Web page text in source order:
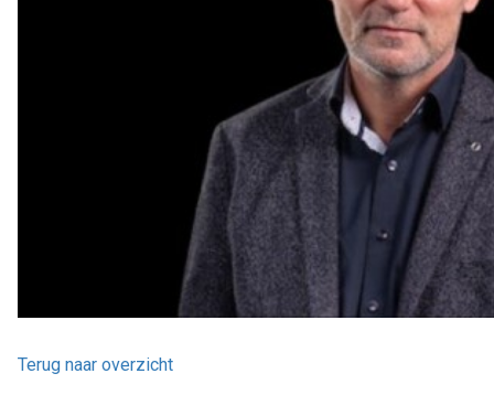
Terug naar overzicht